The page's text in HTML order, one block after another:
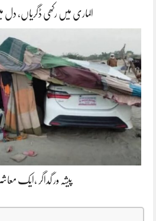
الماری میں رکھی ڈگریاں،
پیشہ ور گداگر ،ایک